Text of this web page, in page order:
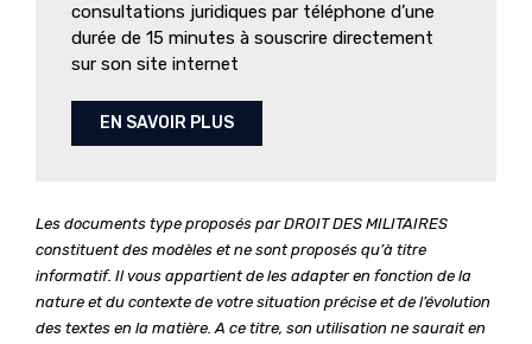
consultations juridiques par téléphone d’une
durée de 15 minutes à souscrire directement
sur son site internet
EN SAVOIR PLUS
Les documents type proposés par DROIT DES MILITAIRES
constituent des modèles et ne sont proposés qu’à titre
informatif. Il vous appartient de les adapter en fonction de la
nature et du contexte de votre situation précise et de l’évolution
des textes en la matière. A ce titre, son utilisation ne saurait en